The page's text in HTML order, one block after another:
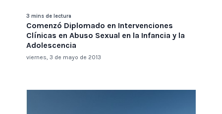
3 mins de lectura
Comenzó Diplomado en Intervenciones
Clínicas en Abuso Sexual en la Infancia y la
Adolescencia
viernes, 3 de mayo de 2013